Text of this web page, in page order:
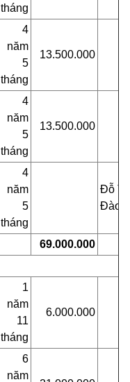
tháng
4
năm
5
tháng
13.500.000
4
năm
5
tháng
13.500.000
4
năm
5
tháng
Đỗ
Đào
69.000.000
1
năm
11
tháng
6.000.000
6
năm